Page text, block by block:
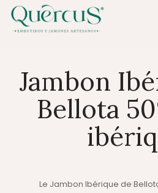
Jambon
Bellota
Le Jambon Ibérique de